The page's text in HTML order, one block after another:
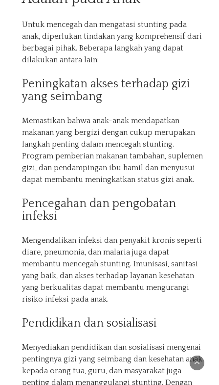
Untuk mencegah dan mengatasi stunting pada
anak, diperlukan tindakan yang komprehensif dari
berbagai pihak. Beberapa langkah yang dapat
dilakukan antara lain:
Peningkatan akses terhadap gizi
yang seimbang
Memastikan bahwa anak-anak mendapatkan
makanan yang bergizi dengan cukup merupakan
langkah penting dalam mencegah stunting.
Program pemberian makanan tambahan, suplemen
gizi, dan pendampingan ibu hamil dan menyusui
dapat membantu meningkatkan status gizi anak.
Pencegahan dan pengobatan
infeksi
Mengendalikan infeksi dan penyakit kronis seperti
diare, pneumonia, dan malaria juga dapat
membantu mencegah stunting. Imunisasi, sanitasi
yang baik, dan akses terhadap layanan kesehatan
yang berkualitas dapat membantu mengurangi
risiko infeksi pada anak.
Pendidikan dan sosialisasi
Menyediakan pendidikan dan sosialisasi mengenai
pentingnya gizi yang seimbang dan kesehatan anak
kepada orang tua, guru, dan masyarakat juga
penting dalam menanggulangi stunting. Dengan